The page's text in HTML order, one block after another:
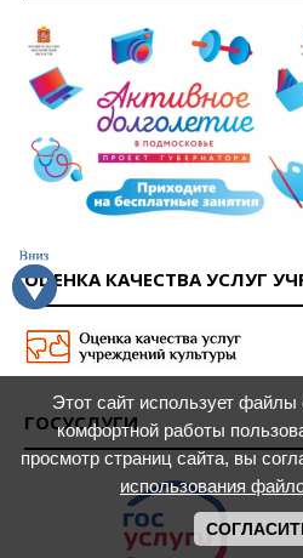
ОЦЕНКА КАЧЕСТВА УСЛУГ
ГОСУСЛУГИ
Этот сайт использует
комфортной работы
просмотр страниц сайта, вы
использования